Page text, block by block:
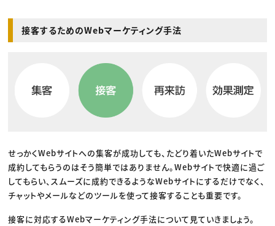
接客するためのWebマーケティング手法
せっかくWebサイトへの集客が成功しても、たどり着いたWebサイトで
成約してもらうのはそう簡単ではありません。Webサイトで快適に過ご
してもらい、スムーズに成約できるようなWebサイトにするだけでなく、
チャットやメールなどのツールを使って接客することも重要です。
接客に対応するWebマーケティング手法について見ていきましょう。